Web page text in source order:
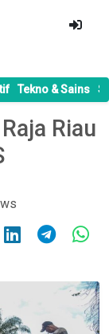
Tekno & Sains
Riau